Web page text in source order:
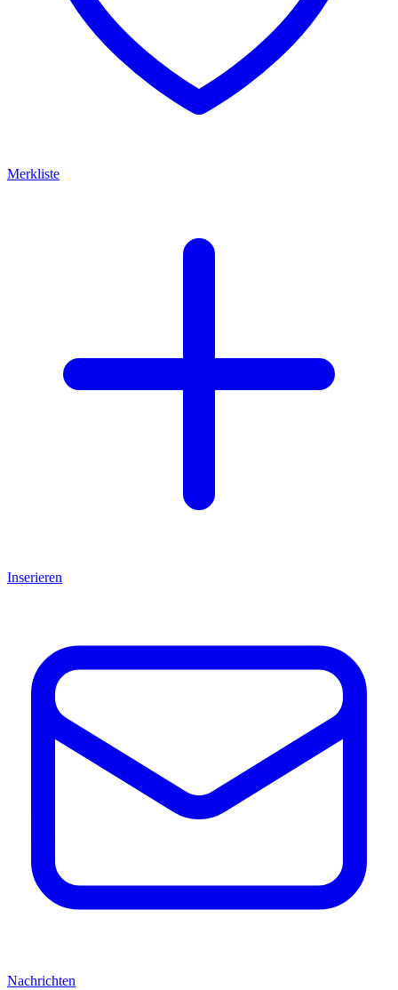
Merkliste
Inserieren
Nachrichten